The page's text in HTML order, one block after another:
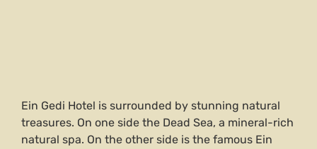
Ein Gedi Hotel is surrounded by stunning natural
treasures. On one side the Dead Sea, a mineral-rich
natural spa. On the other side is the famous Ein